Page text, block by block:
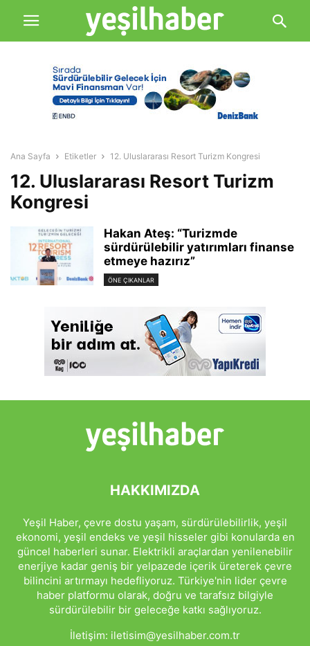
Ana Sayfa Etiketler 12. Uluslararası Resort Turizm Kongresi
12. Uluslararası Resort Turizm
Kongresi
Hakan Ateş: “Turizmde
sürdürülebilir yatırımları finanse
etmeye hazırız”
ÖNE ÇIKANLAR
HAKKIMIZDA
Yeşil Haber, çevre dostu yaşam, sürdürülebilirlik, yeşil
ekonomi, yeşil endeks ve yeşil hisseler gibi konularda en
güncel haberleri sunar. Elektrikli araçlardan yenilenebilir
enerjiye kadar geniş bir yelpazede içerik üreterek çevre
bilincini artırmayı hedefliyoruz. Türkiye'nin lider çevre
haber platformu olarak, doğru ve tarafsız bilgiyle
sürdürülebilir bir geleceğe katkı sağlıyoruz.
İletişim: iletisim@yesilhaber.com.tr